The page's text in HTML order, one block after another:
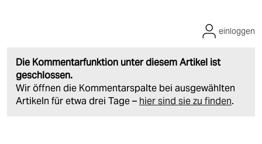
Die Kommentarfunktion unter diesem Artikel ist
geschlossen.
Wir öffnen die Kommentarspalte bei ausgewählten
Artikeln für etwa drei Tage – hier sind sie zu finden.
einloggen